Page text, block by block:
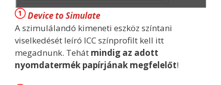
Device to Simulate
A szimulálandó kimeneti eszköz színtani
viselkedését leíró ICC színprofilt kell itt
megadnunk. Tehát mindig az adott
nyomdatermék papírjának megfelelőt!